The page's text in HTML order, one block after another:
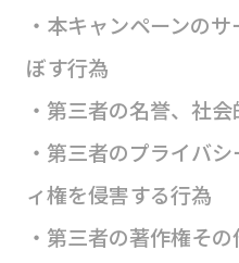
・本キャンペーンの
ぼす行為
・第三者の名誉、社
・第三者のプライバ
ィ権を侵害する行為
・第三者の著作権そ